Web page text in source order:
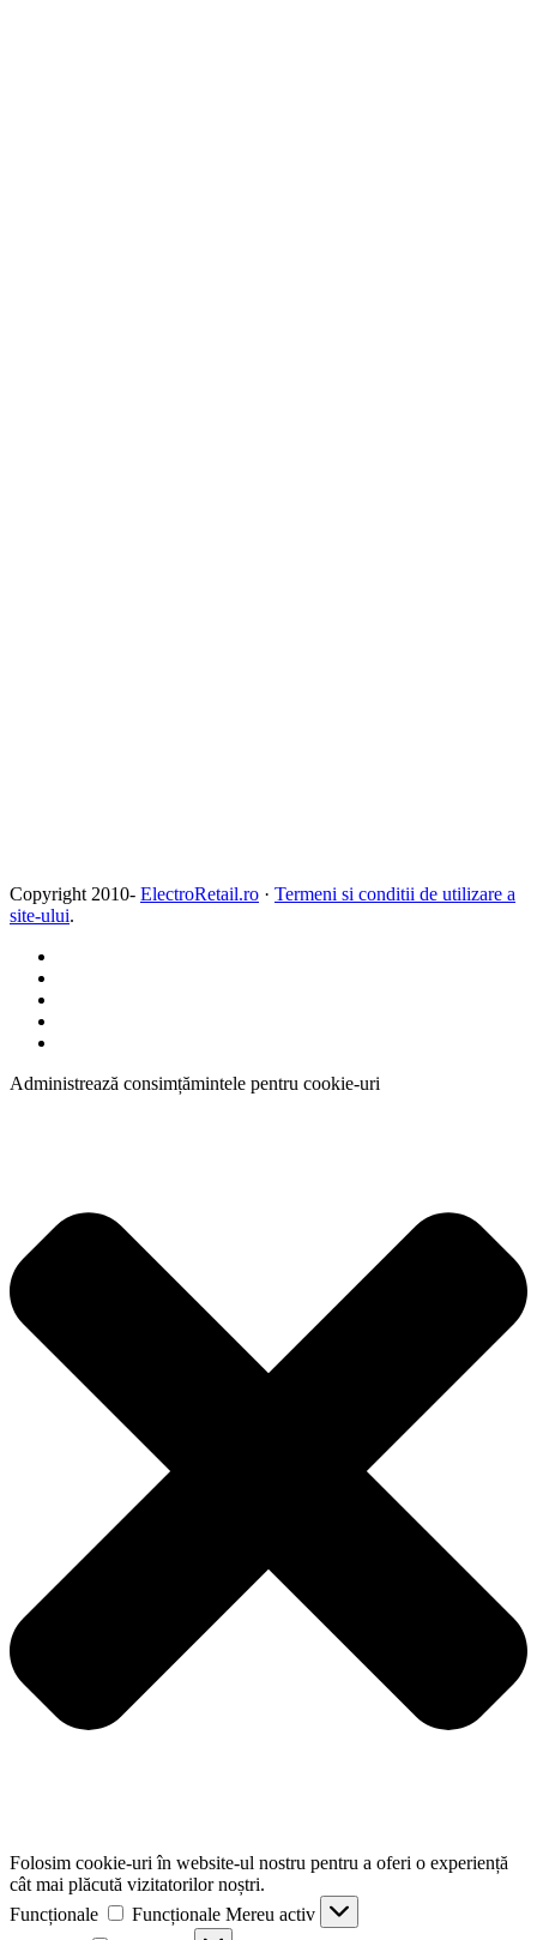
Copyright 2010- ElectroRetail.ro · Termeni si conditii de utilizare a
site-ului.
Administrează consimțămintele pentru cookie-uri
Folosim cookie-uri în website-ul nostru pentru a oferi o experiență
cât mai plăcută vizitatorilor noștri.
Funcționale
Funcționale Mereu activ